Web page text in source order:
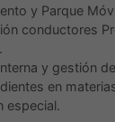
y Parque
conductores
y gestión
en
especial.